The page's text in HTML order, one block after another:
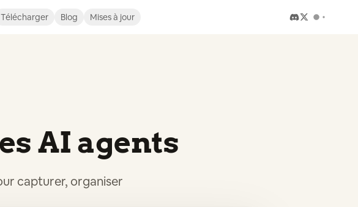
Télécharger Blog Mises à jour
AI agents
capturer, organiser